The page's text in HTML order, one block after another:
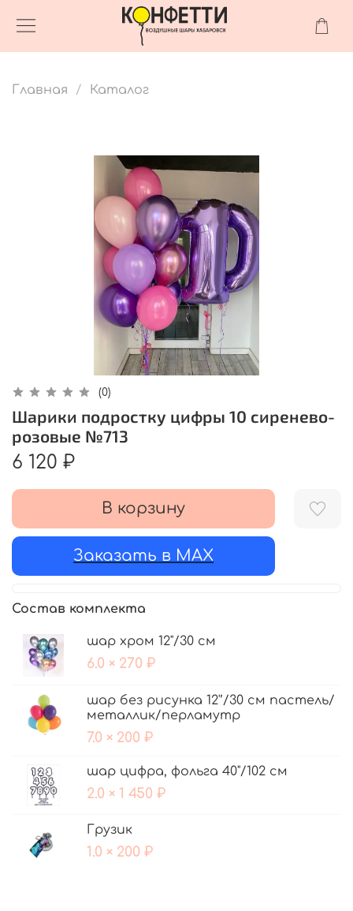
Главная Каталог
(0)
Шарики подростку цифры 10 сиренево-
розовые №713
6 120 ₽
В корзину
Заказать в MAX
Состав комплекта
шар хром 12"/30 см
6.0 × 270 ₽
шар без рисунка 12'’/30 см пастель/
металлик/перламутр
7.0 × 200 ₽
шар цифра, фольга 40"/102 см
2.0 × 1 450 ₽
Грузик
1.0 × 200 ₽